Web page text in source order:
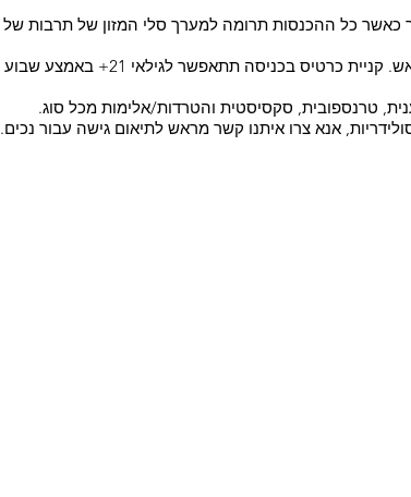
כאשר כל ההכנסות תרומה למערך סלי המזון של תרבות של
טרנספובית, סקסיסטית והטרדות/אלימות מכל סוג.
אנא צרו איתנו קשר מראש לתיאום גישה עבור נכים.